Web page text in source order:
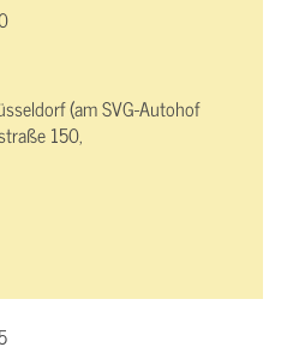
(am SVG-Autohof
150,